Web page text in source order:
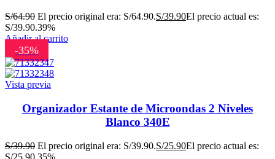
S/64.90 El precio original era: S/64.90.S/39.90El precio actual es:
S/39.90.39%
Añadir al carrito
-35%
Vista previa
Organizador Estante de Microondas 2 Niveles
Blanco 340E
S/39.90 El precio original era: S/39.90.S/25.90El precio actual es:
S/25.90.35%